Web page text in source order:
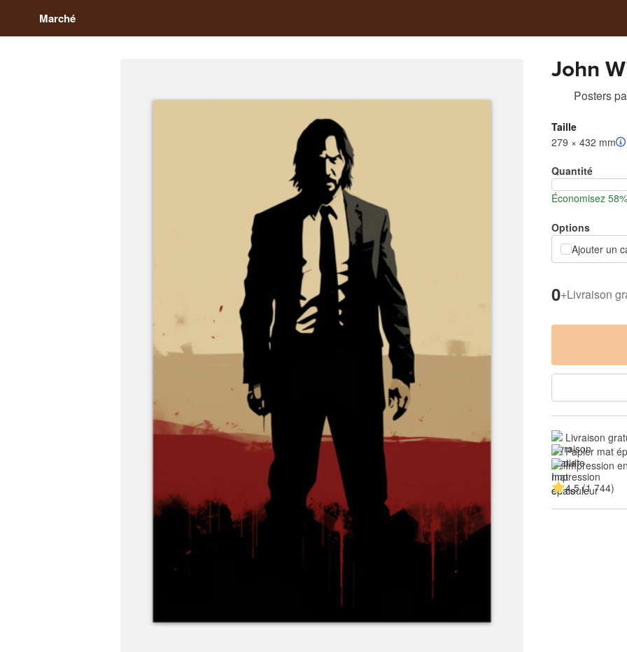
Marché
John
Posters
Taille
279 × 432 mm
Quantité
Économisez
Options
Ajouter un
0+Livraison
Livraison
Papier mat
Impression
4.5 (1 744)